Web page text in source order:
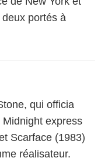
portés à
qui officia
express
Scarface (1983)
réalisateur.